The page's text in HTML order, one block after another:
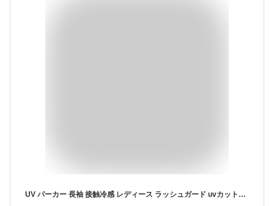
UV パーカー 長袖 接触冷感 レディース ラッシュガード uvカットパーカー 撥水加工 マウンテンパーカー メンズ ジップアップ 体型カバー トップス 大きいサイズ ライトアウター チュニック 前開き 紫外線対策 服 薄手 男女兼用 おしゃれ